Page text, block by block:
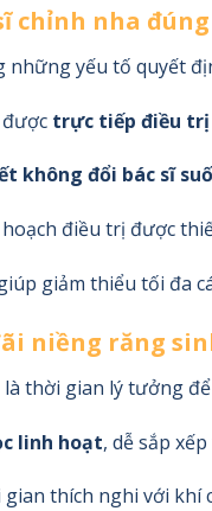
chỉnh nha
những yếu tố quyết
trực tiếp điều trị
không đổi bác sĩ
điều trị được
giảm thiểu tối đa
niềng răng
thời gian lý tưởng
linh hoạt, dễ sắp
gian thích nghi với khí